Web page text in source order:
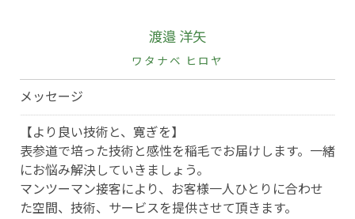
渡邉 洋矢
ワタナベ ヒロヤ
メッセージ
【より良い技術と、寛ぎを】
表参道で培った技術と感性を稲毛でお届けします。一緒
にお悩み解決していきましょう。
マンツーマン接客により、お客様一人ひとりに合わせ
た空間、技術、サービスを提供させて頂きます。